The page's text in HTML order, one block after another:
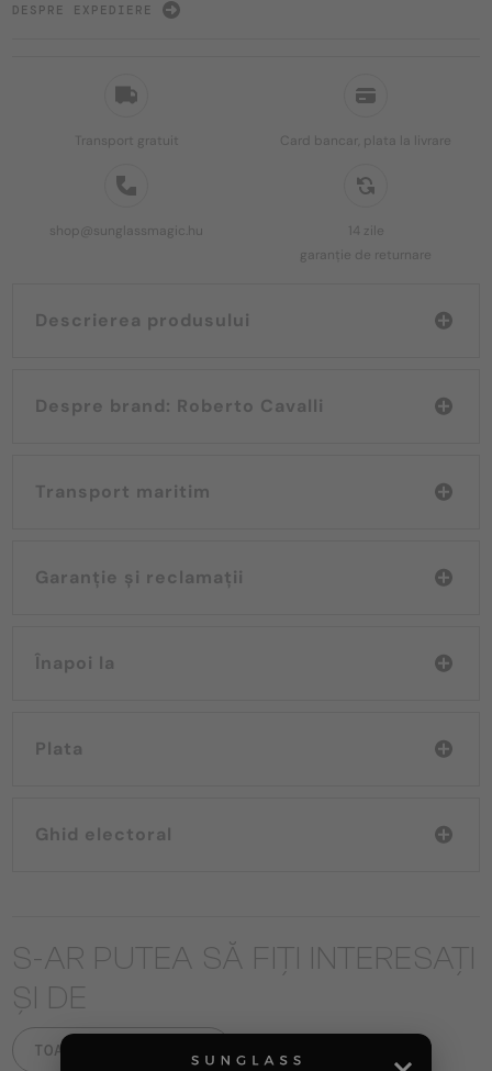
Transport gratuit Card bancar, plata la livrare
shop@sunglassmagic.hu
14 zile
garanție de returnare
Descrierea produsului
Despre brand: Roberto Cavalli
Transport maritim
Garanție și reclamații
Înapoi la
Plata
Ghid electoral
DESPRE EXPEDIERE
S-AR PUTEA SĂ FIȚI INTERESAȚI
ȘI DE
TOATE PRODUSELE